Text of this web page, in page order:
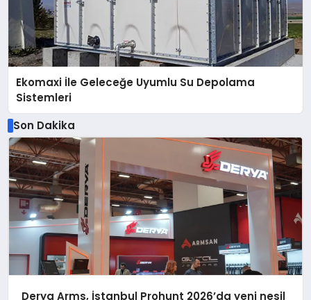
Ekomaxi İle Geleceğe Uyumlu Su Depolama
Sistemleri
Son Dakika
Derya Arms, İstanbul Prohunt 2026’da yeni nesil